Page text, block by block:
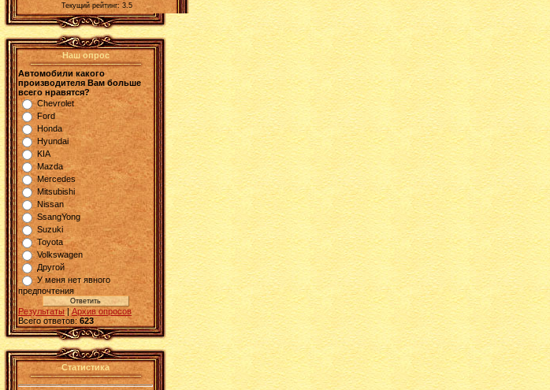
Текущий рейтинг: 3.5
Наш опрос
Автомобили какого
производителя Вам больше
всего нравятся?
Chevrolet
Ford
Honda
Hyundai
KIA
Mazda
Mercedes
Mitsubishi
Nissan
SsangYong
Suzuki
Toyota
Volkswagen
Другой
У меня нет явного
предпочтения
Результаты|Архив опросов
Всего ответов:623
Статистика